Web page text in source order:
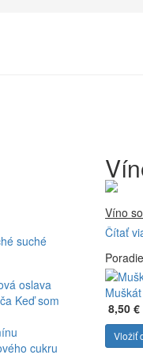
suché
oslava
Keď som
cukru
Víno
Firma
Čítať
8,50 €
Vložiť